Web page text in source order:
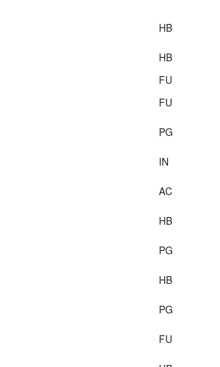
HB
HB
FU
FU
PG
IN
AC
HB
PG
HB
PG
FU